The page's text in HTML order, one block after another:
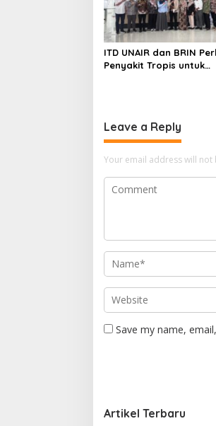
ITD UNAIR dan BRIN
Penyakit Tropis untuk
Leave a Reply
Your email address will not
Save my name,
Artikel Terbaru